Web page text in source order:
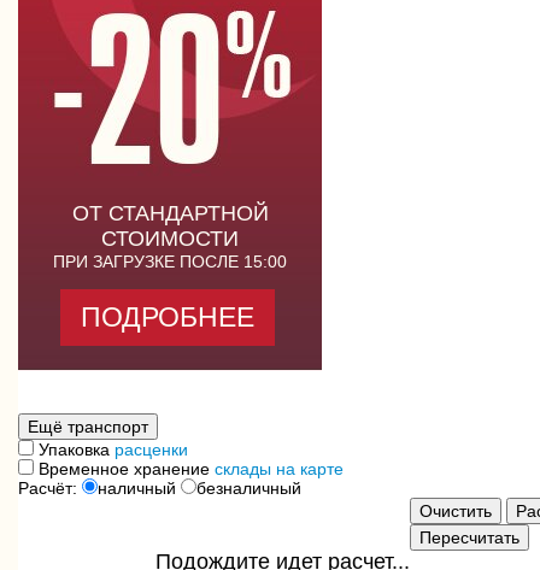
ОТ СТАНДАРТНОЙ
СТОИМОСТИ
ПРИ ЗАГРУЗКЕ ПОСЛЕ 15:00
ПОДРОБНЕЕ
Упаковка расценки
Временное хранение склады на карте
Расчёт:
наличный безналичный
Подождите идет расчет...